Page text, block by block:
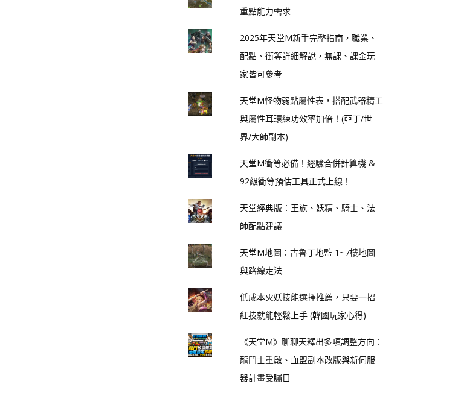
重點能力需求
2025年天堂M新手完整指南，職業、
配點、衝等詳細解說，無課、課金玩
家皆可參考
天堂M怪物弱點屬性表，搭配武器精工
與屬性耳環練功效率加倍！(亞丁/世
界/大師副本)
天堂M衝等必備！經驗合併計算機 &
92級衝等預估工具正式上線！
天堂經典版：王族、妖精、騎士、法
師配點建議
天堂M地圖：古魯丁地監 1~7樓地圖
與路線走法
低成本火妖技能選擇推薦，只要一招
紅技就能輕鬆上手 (韓國玩家心得)
《天堂M》聊聊天釋出多項調整方向：
龍鬥士重啟、血盟副本改版與新伺服
器計畫受矚目